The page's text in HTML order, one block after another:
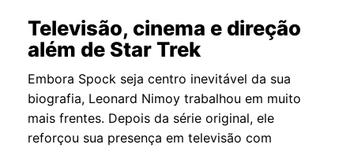
Televisão, cinema e direção
além de Star Trek
Embora Spock seja centro inevitável da sua
biografia, Leonard Nimoy trabalhou em muito
mais frentes. Depois da série original, ele
reforçou sua presença em televisão com